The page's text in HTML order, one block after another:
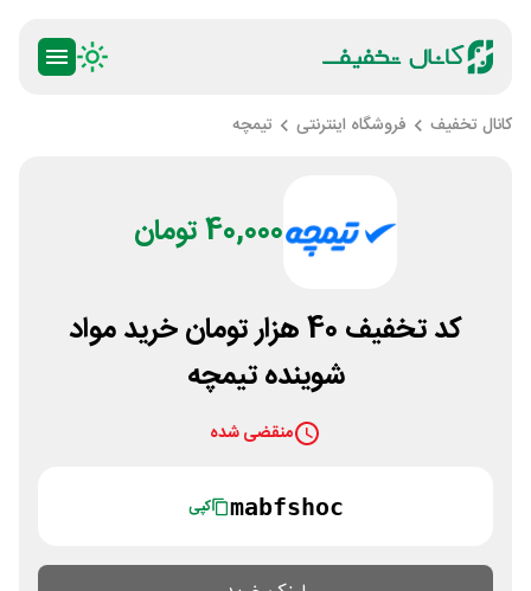
کانال تخفیف فروشگاه اینترنتی تیمچه
40,000 تومان
کد تخفیف 40 هزار تومان خرید مواد
شوینده تیمچه
منقضی شده
mabfshoc کپی